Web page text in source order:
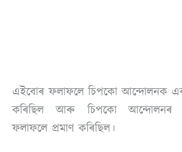
এইবোৰ ফলাফলে চিপকো আন্দোলনক
কৰিছিল আৰু চিপকো আন্দোলনৰ
ফলাফলে প্ৰমাণ কৰিছিল।